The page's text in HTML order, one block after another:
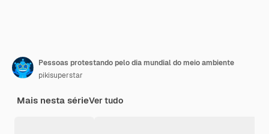
Pessoas protestando pelo dia mundial do meio ambiente
pikisuperstar
Mais nesta sérieVer tudo